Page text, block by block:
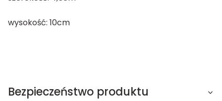
wysokość: 10cm
Bezpieczeństwo produktu